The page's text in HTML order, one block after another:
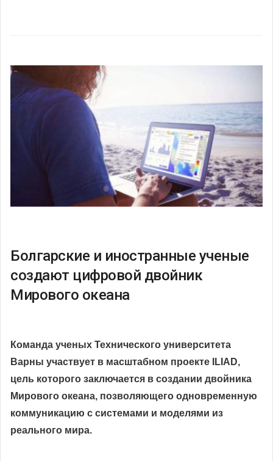
Болгарские и иностранные ученые
создают цифровой двойник
Мирового океана
Команда ученых Технического университета
Варны участвует в масштабном проекте ILIAD,
цель которого заключается в создании двойника
Мирового океана, позволяющего одновременную
коммуникацию с системами и моделями из
реального мира.